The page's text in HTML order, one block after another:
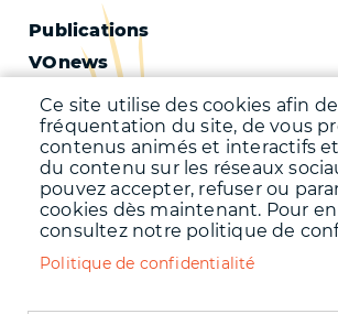
Pied
de
page
-
Second
Publications
VOnews
Trafic
Qualité de l'air
Qualité de l'eau
Météo
Menu
Pied
Accueil
Mentions légales
Ce site utilise des cookies afin
fréquentation du site, de vous
contenus animés et interactifs
du contenu sur les réseaux
pouvez accepter, refuser ou
cookies dès maintenant. Pour
consultez notre politique de
Politique de confidentialité